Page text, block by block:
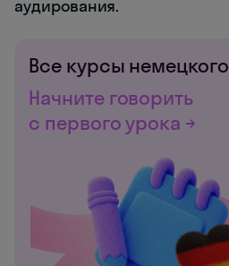
аудирования.
Все курсы немецкого
Начните говорить
с первого урока →